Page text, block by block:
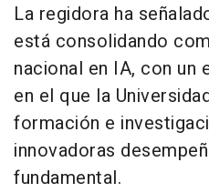
La regidora ha
está consolidando
nacional en IA, con un
en el que la
formación e
innovadoras
fundamental.